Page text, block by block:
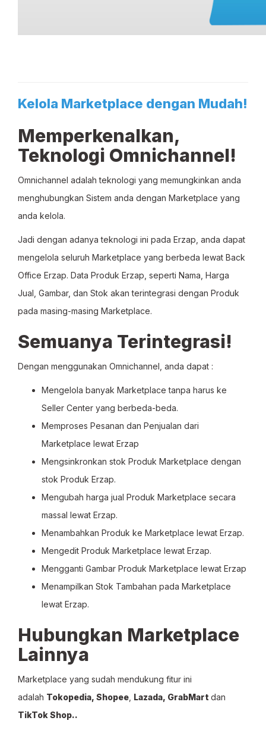
Kelola Marketplace dengan Mudah!
Memperkenalkan,
Teknologi Omnichannel!
Omnichannel adalah teknologi yang memungkinkan anda
menghubungkan Sistem anda dengan Marketplace yang
anda kelola.
Jadi dengan adanya teknologi ini pada Erzap, anda dapat
mengelola seluruh Marketplace yang berbeda lewat Back
Office Erzap. Data Produk Erzap, seperti Nama, Harga
Jual, Gambar, dan Stok akan terintegrasi dengan Produk
pada masing-masing Marketplace.
Semuanya Terintegrasi!
Dengan menggunakan Omnichannel, anda dapat :
Mengelola banyak Marketplace tanpa harus ke
Seller Center yang berbeda-beda.
Memproses Pesanan dan Penjualan dari
Marketplace lewat Erzap
Mengsinkronkan stok Produk Marketplace dengan
stok Produk Erzap.
Mengubah harga jual Produk Marketplace secara
massal lewat Erzap.
Menambahkan Produk ke Marketplace lewat Erzap.
Mengedit Produk Marketplace lewat Erzap.
Mengganti Gambar Produk Marketplace lewat Erzap
Menampilkan Stok Tambahan pada Marketplace
lewat Erzap.
Hubungkan Marketplace
Lainnya
Marketplace yang sudah mendukung fitur ini
adalah Tokopedia, Shopee Lazada, GrabMart dan
TikTok Shop..